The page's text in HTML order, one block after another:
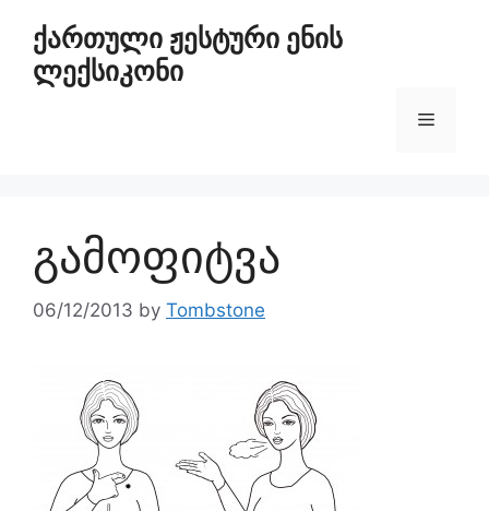
ქართული ჟესტური ენის
ლექსიკონი
გამოფიტვა
06/12/2013 by Tombstone